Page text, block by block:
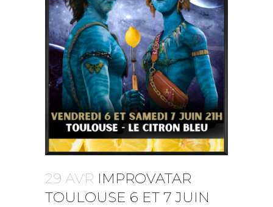
29 AVR IMPROVATAR
TOULOUSE 6 ET 7 JUIN